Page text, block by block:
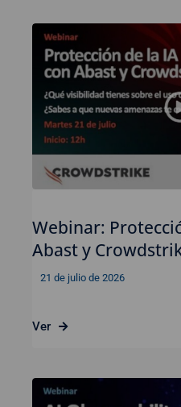
Webinar:
Abast y
21 de julio de 2026
Ver